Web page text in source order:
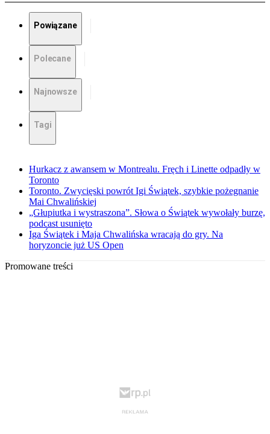
Powiązane
Polecane
Najnowsze
Tagi
Hurkacz z awansem w Montrealu. Fręch i Linette odpadły w
Toronto
Toronto. Zwycięski powrót Igi Świątek, szybkie pożegnanie
Mai Chwalińskiej
„Głupiutka i wystraszona”. Słowa o Świątek wywołały burzę,
podcast usunięto
Iga Świątek i Maja Chwalińska wracają do gry. Na
horyzoncie już US Open
Promowane treści